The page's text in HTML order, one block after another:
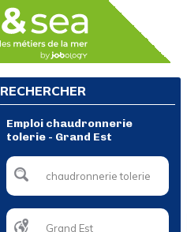
RECHERCHER
Emploi chaudronnerie
tolerie - Grand Est